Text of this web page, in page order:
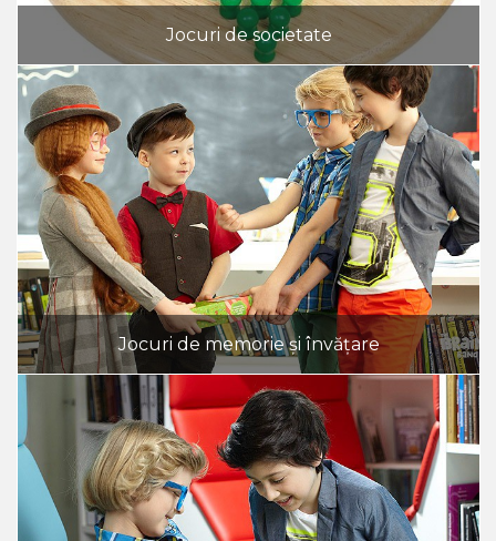
Jocuri de societate
Jocuri de memorie și învățare